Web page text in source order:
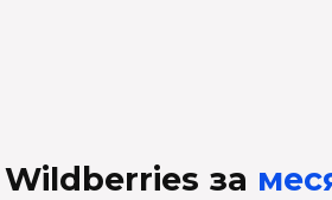
за